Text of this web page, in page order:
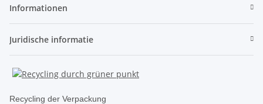
Informationen
Juridische informatie
Recycling der Verpackung